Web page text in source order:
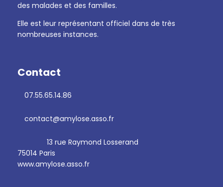
des malades et des familles.
Elle est leur représentant officiel dans de très
nombreuses instances.
Contact
07.55.65.14.86
contact@amylose.asso.fr
13 rue Raymond Losserand
75014 Paris
www.amylose.asso.fr